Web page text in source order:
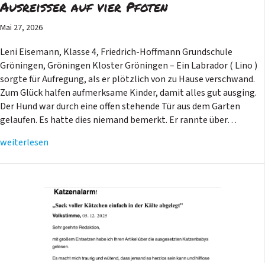
Ausreißer auf vier Pfoten
Mai 27, 2026
Leni Eisemann, Klasse 4, Friedrich-Hoffmann Grundschule
Gröningen, Gröningen Kloster Gröningen – Ein Labrador ( Lino )
sorgte für Aufregung, als er plötzlich von zu Hause verschwand.
Zum Glück halfen aufmerksame Kinder, damit alles gut ausging.
Der Hund war durch eine offen stehende Tür aus dem Garten
gelaufen. Es hatte dies niemand bemerkt. Er rannte über…
weiterlesen